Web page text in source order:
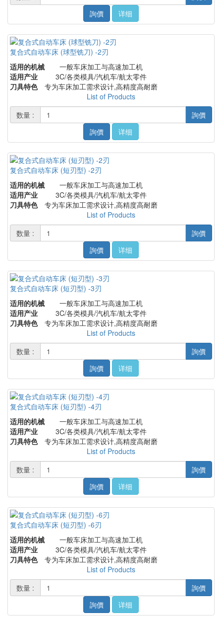
詢價
详细
复合式自动车床 (球型铣刀) -2刃
适用的机械
一般车床加工与高速加工机
适用产业
3C/各类模具/汽机车/航太零件
刀具特色
专为车床加工需求设计,高精度高耐磨
List of Products
数量 :
詢價
詢價
详细
复合式自动车床 (短刃型) -2刃
适用的机械
一般车床加工与高速加工机
适用产业
3C/各类模具/汽机车/航太零件
刀具特色
专为车床加工需求设计,高精度高耐磨
List of Products
数量 :
詢價
詢價
详细
复合式自动车床 (短刃型) -3刃
适用的机械
一般车床加工与高速加工机
适用产业
3C/各类模具/汽机车/航太零件
刀具特色
专为车床加工需求设计,高精度高耐磨
List of Products
数量 :
詢價
詢價
详细
复合式自动车床 (短刃型) -4刃
适用的机械
一般车床加工与高速加工机
适用产业
3C/各类模具/汽机车/航太零件
刀具特色
专为车床加工需求设计,高精度高耐磨
List of Products
数量 :
詢價
詢價
详细
复合式自动车床 (短刃型) -6刃
适用的机械
一般车床加工与高速加工机
适用产业
3C/各类模具/汽机车/航太零件
刀具特色
专为车床加工需求设计,高精度高耐磨
List of Products
数量 :
詢價
詢價
详细